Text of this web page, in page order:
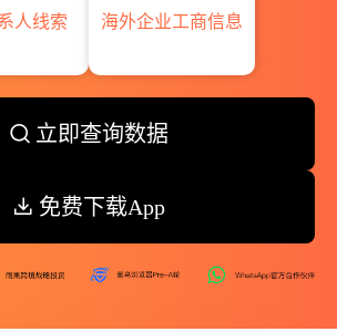
人线索
海外企业工商信息
立即查询数据
免费下载App